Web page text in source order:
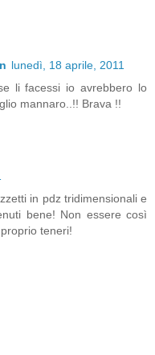
lunedì, 18 aprile, 2011
li facessi io avrebbero lo
mannaro..!! Brava !!
in pdz tridimensionali e
bene! Non essere così
teneri!